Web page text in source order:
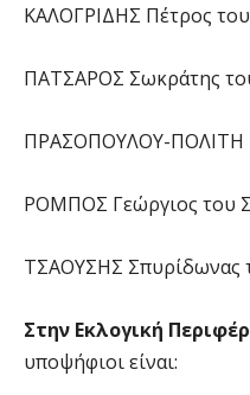
ΚΑΛΟΓΡΙΔΗΣ Πέτρος
ΠΑΤΣΑΡΟΣ Σωκράτης
ΠΡΑΣΟΠΟΥΛΟΥ-ΠΟΛΙΤΗ
ΡΟΜΠΟΣ Γεώργιος του
ΤΣΑΟΥΣΗΣ Σπυρίδωνας
Στην Εκλογική
υποψήφιοι είναι: